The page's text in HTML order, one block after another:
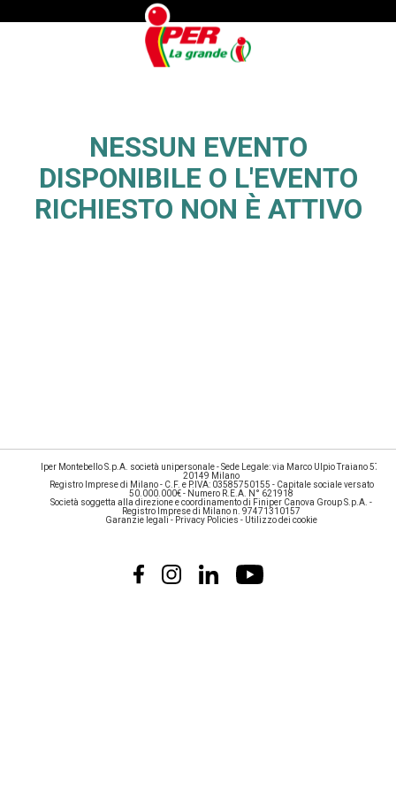
NESSUN EVENTO
DISPONIBILE O L'EVENTO
RICHIESTO NON È ATTIVO
Iper Montebello S.p.A. società unipersonale - Sede Legale: via Marco Ulpio Traiano 57,
20149 Milano
Registro Imprese di Milano - C.F. e P.IVA: 03585750155 - Capitale sociale versato
50.000.000€ - Numero R.E.A. N° 621918
Società soggetta alla direzione e coordinamento di Finiper Canova Group S.p.A. -
Registro Imprese di Milano n. 97471310157
Garanzie legali - Privacy Policies - Utilizzo dei cookie